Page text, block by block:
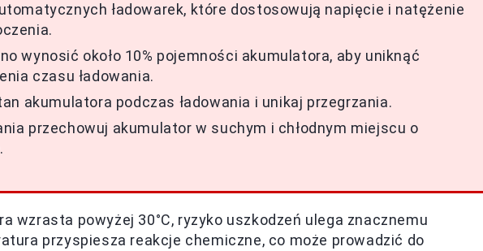
ładowarek, które dostosowują napięcie i natężenie
wynosić około 10% pojemności akumulatora, aby uniknąć
czasu ładowania.
akumulatora podczas ładowania i unikaj przegrzania.
przechowuj akumulator w suchym i chłodnym miejscu o
wzrasta powyżej 30°C, ryzyko uszkodzeń ulega znacznemu
przyspiesza reakcje chemiczne, co może prowadzić do